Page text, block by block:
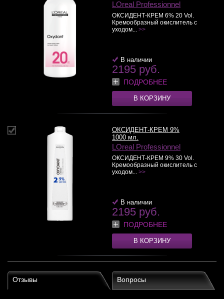
LOreal Professionnel
ОКСИДЕНТ-КРЕМ 6% 20 Vol.
Кремообразный окислитель с
уходом... >>
В наличии
2195 руб.
ПОДРОБНЕЕ
В КОРЗИНУ
ОКСИДЕНТ-КРЕМ 9%
1000 мл.
LOreal Professionnel
ОКСИДЕНТ-КРЕМ 9% 30 Vol.
Кремообразный окислитель с
уходом... >>
В наличии
2195 руб.
ПОДРОБНЕЕ
В КОРЗИНУ
Отзывы Вопросы